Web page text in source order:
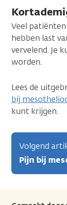
Veel
hebben last
vervelend. Je
worden.
Lees de
bij
kunt krijgen.
Volgend
Pijn bij